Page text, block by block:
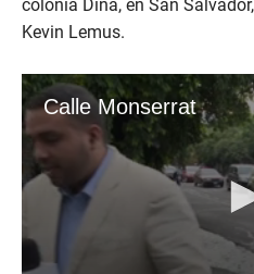
colonia Dina, en San
Kevin Lemus.